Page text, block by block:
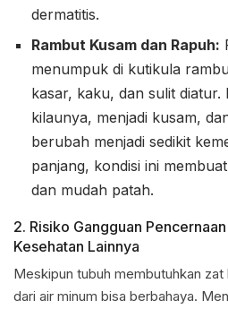
dermatitis.
Rambut Kusam dan Rapuh:
menumpuk di kutikula
kasar, kaku, dan sulit diatur.
kilaunya, menjadi kusam,
berubah menjadi sedikit
panjang, kondisi ini
dan mudah patah.
2. Risiko Gangguan
Kesehatan Lainnya
Meskipun tubuh membutuhkan
dari air minum bisa berbahaya.